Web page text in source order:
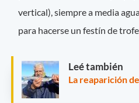
vertical), siempre a media
para hacerse un festín de
Leé también
La reaparición